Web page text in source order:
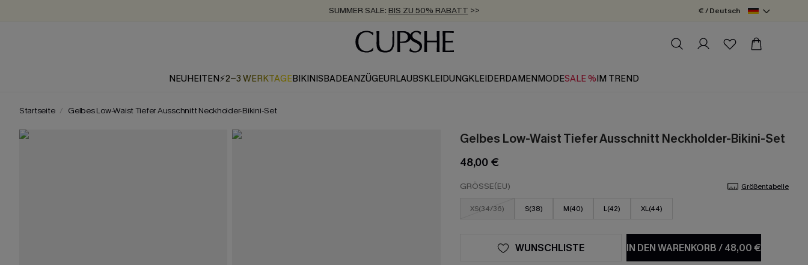
SUMMER SALE: BIS ZU 50% RABATT >>
ZUM NEWSLETTER:BIS ZU -20% EXTRA ERHALTEN
KOSTENLOSER VERSAND AB 89 €
€ / Deutsch
NEUHEITEN⚡2-3 WERKTAGEBIKINISBADEANZÜGEURLAUBSKLEIDUNGKLEIDERDAMENMODESALE %IM TREND
Startseite Gelbes Low-Waist Tiefer Ausschnitt Neckholder-Bikini-Set
Gelbes Low-Waist Tiefer Ausschnitt Neckholder-Bikini-Set
48,00 €
GRÖSSE(EU) Größentabelle
XS(34/36) S(38) M(40) L(42) XL(44)
IN DEN WARENKORB/48,00 €
WUNSCHLISTE